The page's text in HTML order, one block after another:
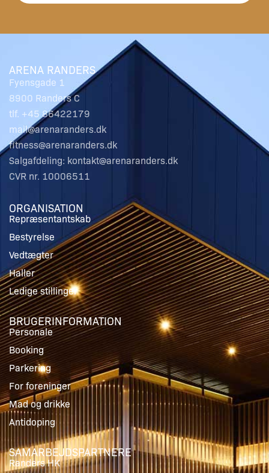
ARENA RANDERS
Fyensgade 1
8900 Randers C
tlf. +45 86422179
mail@arenaranders.dk
fitness@arenaranders.dk
Salgafdeling: kontakt@arenaranders.dk
CVR nr. 10006511
ORGANISATION
Repræsentantskab
Bestyrelse
Vedtægter
Haller
Ledige stillinger
BRUGERINFORMATION
Personale
Booking
Parkering
For foreninger
Mad og drikke
Antidoping
SAMARBEJDSPARTNERE
Randers HK